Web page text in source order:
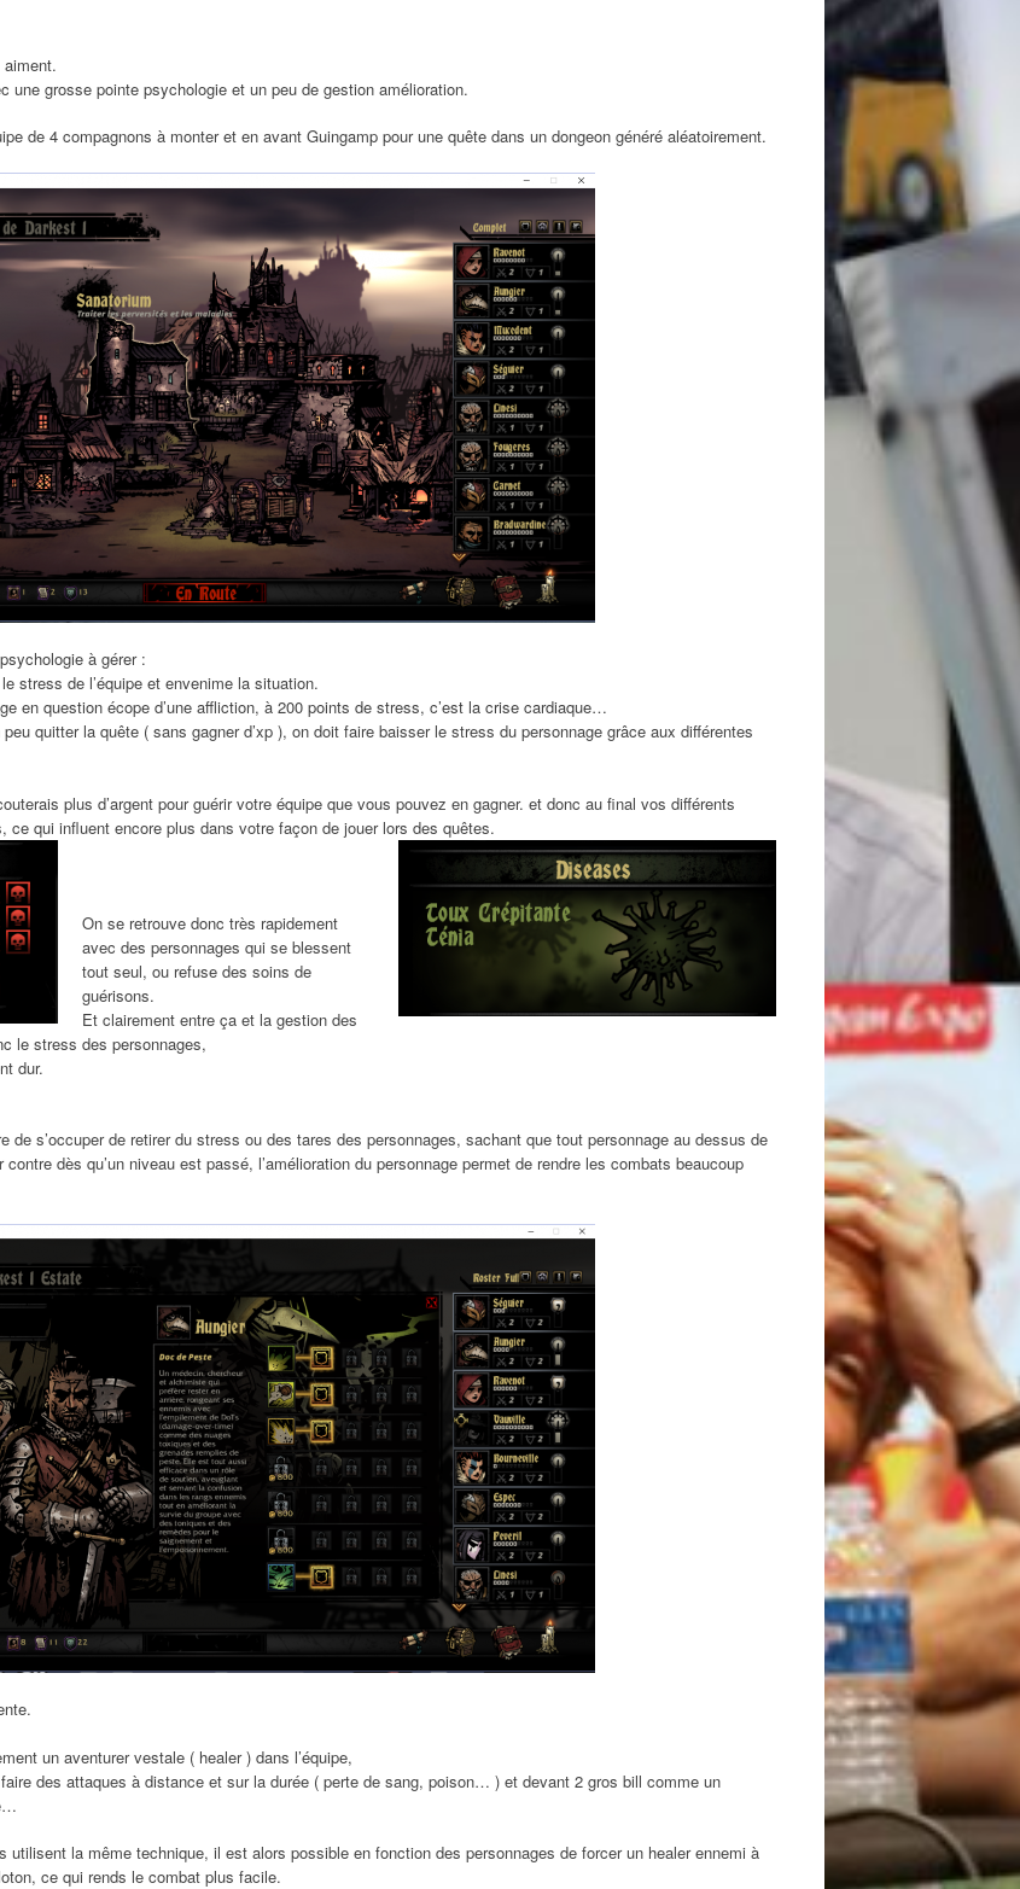
une grosse pointe psychologie et un peu de gestion amélioration.
de 4 compagnons à monter et en avant Guingamp pour une quête dans un dongeon généré aléatoirement.
à gérer :
stress de l’équipe et envenime la situation.
en question écope d’une affliction, à 200 points de stress, c’est la crise cardiaque…
quitter la quête ( sans gagner d’xp ), on doit faire baisser le stress du personnage grâce aux différentes
plus d’argent pour guérir votre équipe que vous pouvez en gagner. et donc au final vos différents
qui influent encore plus dans votre façon de jouer lors des quêtes.
On se retrouve donc très rapidement
avec des personnages qui se blessent
tout seul, ou refuse des soins de
guérisons.
Et clairement entre ça et la gestion des
le stress des personnages,
dur.
de s’occuper de retirer du stress ou des tares des personnages, sachant que tout personnage au dessus de
dès qu’un niveau est passé, l’amélioration du personnage permet de rendre les combats beaucoup
un aventurer vestale ( healer ) dans l’équipe,
des attaques à distance et sur la durée ( perte de sang, poison… ) et devant 2 gros bill comme un
la même technique, il est alors possible en fonction des personnages de forcer un healer ennemi à
ce qui rends le combat plus facile.